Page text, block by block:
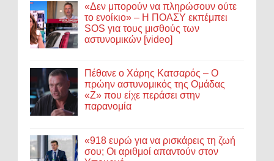
«Δεν μπορούν να πληρώσουν ούτε
το ενοίκιο» – Η ΠΟΑΣΥ εκπέμπει
SOS για τους μισθούς των
αστυνομικών [video]
Πέθανε ο Χάρης Κατσαρός – Ο
πρώην αστυνομικός της Ομάδας
«Ζ» που είχε περάσει στην
παρανομία
«918 ευρώ για να ρισκάρεις τη ζωή
σου; Οι αριθμοί απαντούν στον